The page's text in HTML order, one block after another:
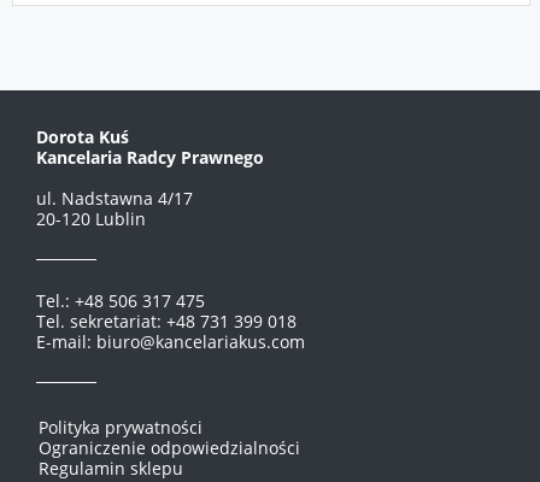
Dorota Kuś
Kancelaria Radcy Prawnego
ul. Nadstawna 4/17
20-120 Lublin
Tel.: +48 506 317 475
Tel. sekretariat: +48 731 399 018
E-mail: biuro@kancelariakus.com
Polityka prywatności
Ograniczenie odpowiedzialności
Regulamin sklepu